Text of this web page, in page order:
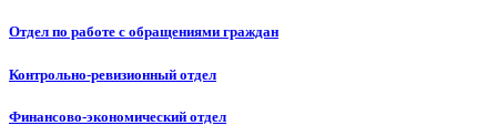
Отдел по работе с обращениями граждан
Контрольно-ревизионный отдел
Финансово-экономический отдел